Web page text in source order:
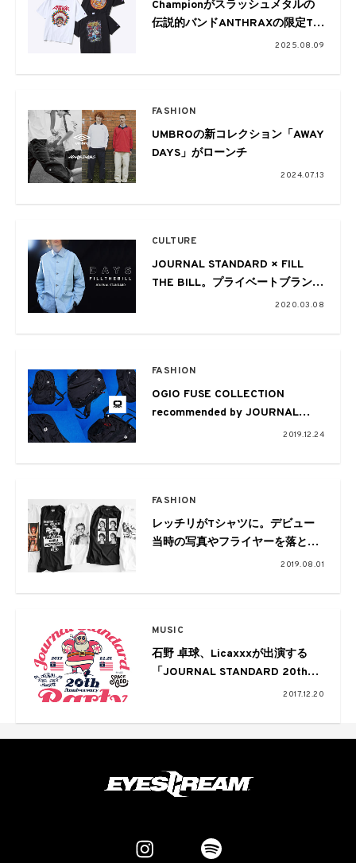
Championがスラッシュメタルの
伝説的バンドANTHRAXの限定Tシ
2025.08.09
FASHION
UMBROの新コレクション「AWAY
DAYS」がローンチ
2024.07.13
CULTURE
JOURNAL STANDARD × FILL
THE BILL。プライベートブランド
2020.03.08
FASHION
OGIO FUSE COLLECTION
recommended by JOURNAL
2019.12.24
FASHION
レッチリがTシャツに。デビュー
当時の写真やフライヤーを落とし
込んだカプセルコレクションが登
2019.08.01
MUSIC
石野 卓球、Licaxxxが出演する
「JOURNAL STANDARD 20th
Anniversary Party」が明日開催
2017.12.20